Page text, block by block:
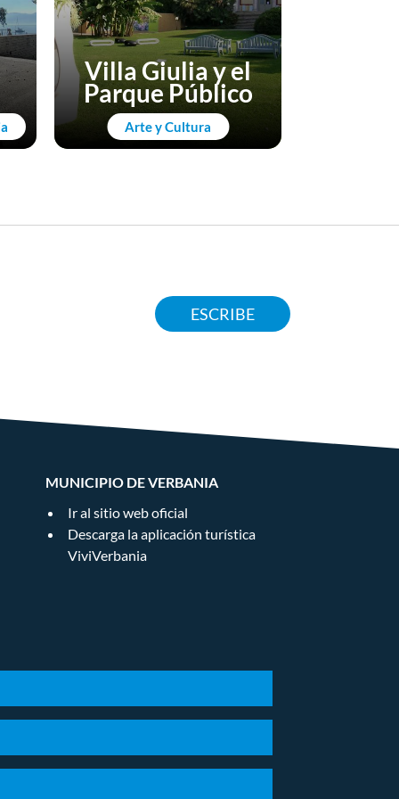
Arte y Cultura
Villa Giulia y el
Parque Público
ESCRIBE
MUNICIPIO DE VERBANIA
Ir al sitio web oficial
Descarga la aplicación turística
ViviVerbania